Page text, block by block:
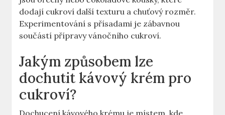
dodají cukroví další texturu a chuťový rozměr.
Experimentování s přísadami je zábavnou
součástí přípravy vánočního cukroví.
Jakým způsobem lze
dochutit kávový krém pro
cukroví?